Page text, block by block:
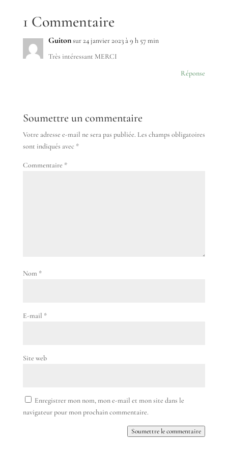
1 Commentaire
Guitonsur 24 janvier 2023 à 9 h 57 min
Très intéressant MERCI
Réponse
Soumettre un commentaire
Votre adresse e-mail ne sera pas publiée. Les champs obligatoires
sont indiqués avec *
Commentaire *
Nom *
E-mail *
Site web
Enregistrer mon nom, mon e-mail et mon site dans le
navigateur pour mon prochain commentaire.
Soumettre le commentaire